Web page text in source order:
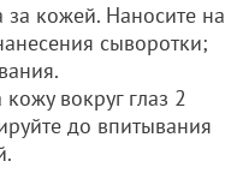
кожей. Наносите на
сыворотки;
вокруг глаз 2
до впитывания